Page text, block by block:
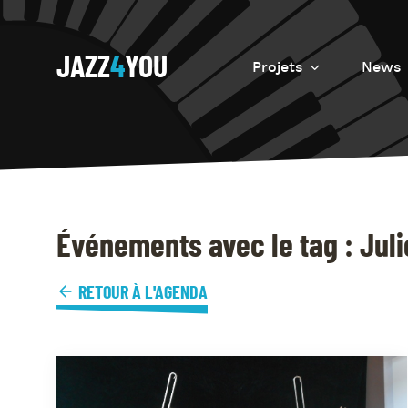
JAZZ4YOU Projets
Introduction
Resurrection
News
Événements avec le tag :
RETOUR À L'AGENDA